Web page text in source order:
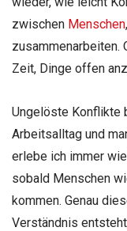
zwischen Menschen
zusammenarbeiten.
Zeit, Dinge offen
Ungelöste Konflikte
Arbeitsalltag und
erlebe ich immer
sobald Menschen
kommen. Genau
Verständnis